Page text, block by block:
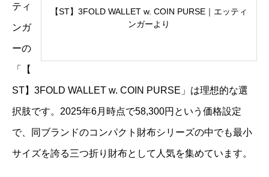
【ST】3FOLD WALLET w. COIN PURSE｜エッティ
ンガーより
ティ
ンガ
ーの
「【
ST】3FOLD WALLET w. COIN PURSE」は理想的な選
択肢です。2025年6月時点で58,300円という価格設定
で、同ブランドのコンパクト財布シリーズの中でも最小
サイズを誇る三つ折り財布として人気を集めています。